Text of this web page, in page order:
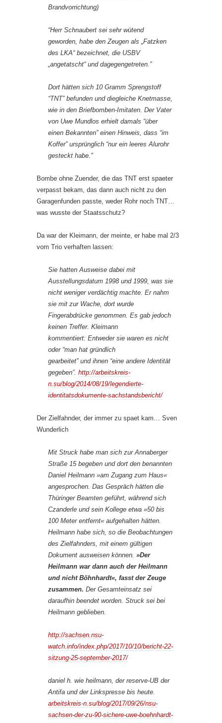
Brandvorrichtung)
“Herr Schnaubert sei sehr wütend
geworden, habe den Zeugen als „Fatzken
des LKA“ bezeichnet, die USBV
„angetatscht“ und dagegengetreten.”
Dort hätten sich 10 Gramm Sprengstoff
“TNT” befunden und diegleiche Knetmasse,
wie in den Briefbomben-Imitaten. Der Vater
von Uwe Mundlos erhielt damals “über
einen Bekannten” einen Hinweis, dass “im
Koffer” ursprünglich “nur ein leeres Alurohr
gesteckt habe.”
Bombe ohne Zuender, die das TNT erst spaeter
verpasst bekam, das dann auch nicht zu den
Garagenfunden passte, weder Rohr noch TNT…
was wusste der Staatsschutz?
Da war der Kleimann, der meinte, er habe mal 2/3
vom Trio verhaften lassen:
Sie hatten Ausweise dabei mit
Ausstellungsdatum 1998 und 1999, was sie
nicht weniger verdächtig machte. Er nahm
sie mit zur Wache, dort wurde
Fingerabdrücke genommen. Es gab jedoch
keinen Treffer. Kleimann
kommentiert: Entweder sie waren es nicht
oder “man hat gründlich
gearbeitet” und ihnen “eine andere Identität
gegeben”. http://arbeitskreis-
n.su/blog/2014/08/19/legendierte-
identitatsdokumente-sachstandsbericht/
Der Zielfahnder, der immer zu spaet kam… Sven
Wunderlich
Mit Struck habe man sich zur Annaberger
Straße 15 begeben und dort den benannten
Daniel Heilmann »am Zugang zum Haus«
angesprochen. Das Gespräch hätten die
Thüringer Beamten geführt, während sich
Czanderle und sein Kollege etwa »50 bis
100 Meter entfernt« aufgehalten hätten.
Heilmann habe sich, so die Beobachtungen
des Zielfahnders, mit einem gültigen
Dokument ausweisen können. »Der
Heilmann war dann auch der Heilmann
und nicht Böhnhardt«, fasst der Zeuge
zusammen. Der Gesamteinsatz sei
daraufhin beendet worden. Struck sei bei
Heilmann geblieben.
http://sachsen.nsu-
watch.info/index.php/2017/10/10/bericht-22-
sitzung-25-september-2017/
daniel h. wie heilmann, der reserve-UB der
Antifa und der Linkspresse bis heute.
arbeitskreis-n.su/blog/2017/09/26/nsu-
sachsen-der-zu-90-sichere-uwe-boehnhardt-